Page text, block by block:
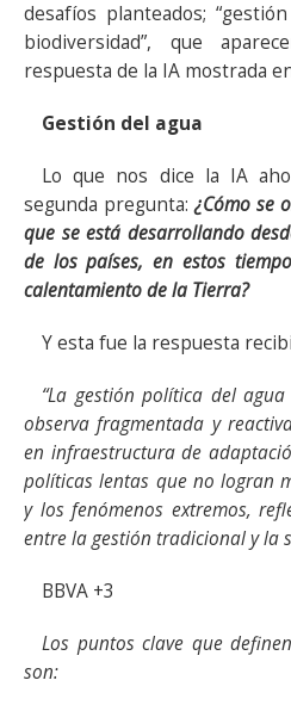
desafíos planteados;
biodiversidad”, que
respuesta de la IA mostrada
Gestión del agua
Lo que nos dice la IA
segunda pregunta:¿Cómo se
que se está desarrollando
de los países, en estos
calentamiento de la Tierra?
Y esta fue la respuesta
“La gestión política del
observa fragmentada y
en infraestructura de
políticas lentas que no logran
y los fenómenos extremos,
entre la gestión tradicional y la
BBVA +3
Los puntos clave que
son: